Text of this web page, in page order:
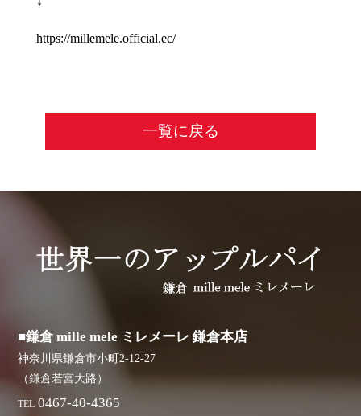
https://millemele.official.ec/
一覧に戻る
■鎌倉 mille mele ミレメーレ 鎌倉本店
神奈川県鎌倉市小町2-12-27
（鎌倉若宮大路）
TEL 0467-40-4365